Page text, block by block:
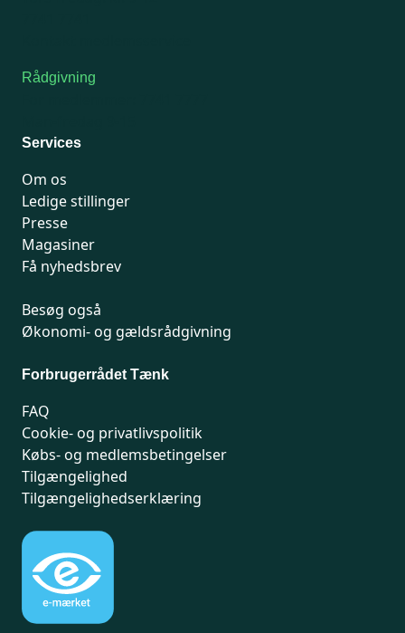
Rådgivning
Services
Om os
Ledige stillinger
Presse
Magasiner
Få nyhedsbrev
Besøg også
Økonomi- og gældsrådgivning
Forbrugerrådet Tænk
FAQ
Cookie- og privatlivspolitik
Købs- og medlemsbetingelser
Tilgængelighed
Tilgængelighedserklæring